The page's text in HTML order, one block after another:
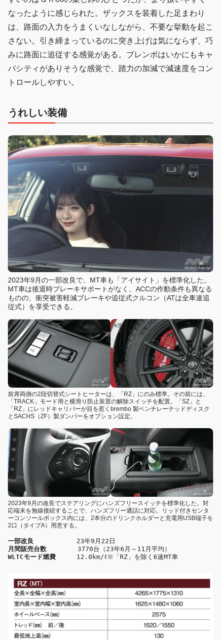
なったように感じられた。ザックスを装着した足まわり
は、路面の入力をうまくいなしながら、不要な挙動を起こ
さない。引き締まっているのに突き上げは気にならず、巧
みに路面に追従する感覚がある。ブレンボはいかにもキャ
パシティがありそうな感覚で、踏力の加減で減速度をコン
トロールしやすい。
うれしい装備
2023年9月の一部改良で、MT車も「アイサイト」を標準化した。
MT車は後退時ブレーキサポートがなく、ACCの作動条件も異なる
ものの、衝突被害軽減ブレーキや追従式クルコン（ATは全車速追
従式）を享受できる。
前席両側の2段切替式シートヒーターは、「RZ」にのみ標準。その前には、
「TRACK」モード用と横滑り防止装置の解除スイッチを配置。「SZ」と
「RZ」にレッドキャリパーが目を惹くbrembo 製ベンチレーテッドディスク
とSACHS（ZF）製ダンパーをオプション設定。
2023年9月の改良でステアリングにハンズフリースイッチを標準化した。対
応端末を無線接続することで、ハンズフリー通話に対応。リッド付きセンタ
ーコンソールボックス内には、2本分のドリンクホルダーと充電用USB端子を
2口（タイプA）用意する。
一部改良
月間販売台数
WLTCモード燃費 12.0km/ℓ※「RZ」を除く6速MT車